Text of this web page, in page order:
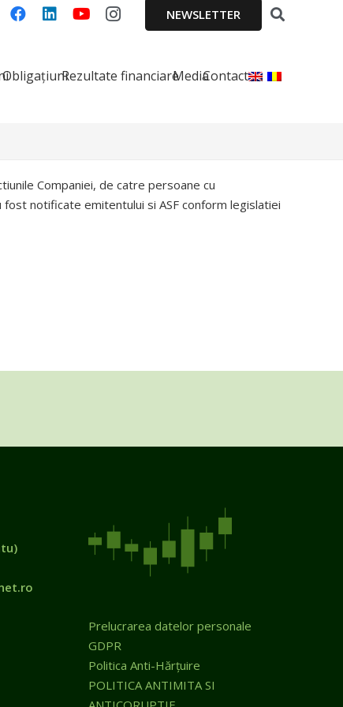
NEWSLETTER
ObligațiuniRezultate financiareMediaContact
Companiei, de catre persoane cu
notificate emitentului si ASF conform legislatiei
Prelucrarea datelor personale
GDPR
Politica Anti-Hărțuire
POLITICA ANTIMITA SI